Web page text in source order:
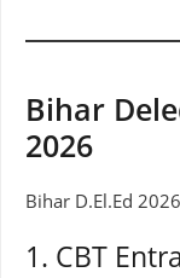
Bihar
2026
Bihar D.El.Ed 2026
1. CBT